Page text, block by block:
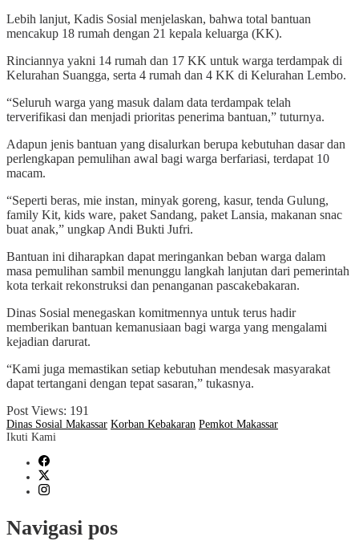
Lebih lanjut, Kadis Sosial menjelaskan, bahwa total bantuan
mencakup 18 rumah dengan 21 kepala keluarga (KK).
Rinciannya yakni 14 rumah dan 17 KK untuk warga terdampak di
Kelurahan Suangga, serta 4 rumah dan 4 KK di Kelurahan Lembo.
“Seluruh warga yang masuk dalam data terdampak telah
terverifikasi dan menjadi prioritas penerima bantuan,” tuturnya.
Adapun jenis bantuan yang disalurkan berupa kebutuhan dasar dan
perlengkapan pemulihan awal bagi warga berfariasi, terdapat 10
macam.
“Seperti beras, mie instan, minyak goreng, kasur, tenda Gulung,
family Kit, kids ware, paket Sandang, paket Lansia, makanan snac
buat anak,” ungkap Andi Bukti Jufri.
Bantuan ini diharapkan dapat meringankan beban warga dalam
masa pemulihan sambil menunggu langkah lanjutan dari pemerintah
kota terkait rekonstruksi dan penanganan pascakebakaran.
Dinas Sosial menegaskan komitmennya untuk terus hadir
memberikan bantuan kemanusiaan bagi warga yang mengalami
kejadian darurat.
“Kami juga memastikan setiap kebutuhan mendesak masyarakat
dapat tertangani dengan tepat sasaran,” tukasnya.
Post Views: 191
Dinas Sosial Makassar Korban Kebakaran Pemkot Makassar
Ikuti Kami
Navigasi pos